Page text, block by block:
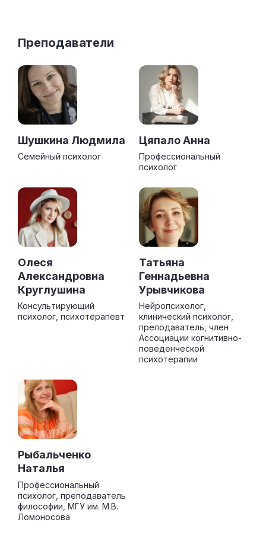
Преподаватели
Шушкина Людмила
Семейный психолог
Цяпало Анна
Профессиональный
психолог
Олеся
Александровна
Круглушина
Консультирующий
психолог, психотерапевт
Татьяна
Геннадьевна
Урывчикова
Нейропсихолог,
клинический психолог,
преподаватель, член
Ассоциации когнитивно-
поведенческой
психотерапии
Рыбальченко
Наталья
Профессиональный
психолог, преподаватель
философии, МГУ им. М.В.
Ломоносова